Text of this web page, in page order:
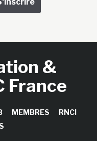
&
France
MEMBRES
RNCI